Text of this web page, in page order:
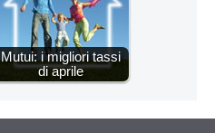
Mutui: i migliori tassi
di aprile